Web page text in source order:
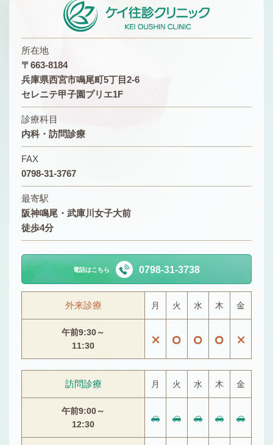
所在地
〒663-8184
兵庫県西宮市鳴尾町5丁目2-6
セレニテ甲子園プリエ1F
診療科目
内科・訪問診療
FAX
0798-31-3767
最寄駅
阪神鳴尾・武庫川女子大前
徒歩4分
電話はこちら 0798-31-3738
外来診療 月 火 水 木 金
午前9:30～
11:30
訪問診療 月 火 水 木 金
午前9:00～
12:30